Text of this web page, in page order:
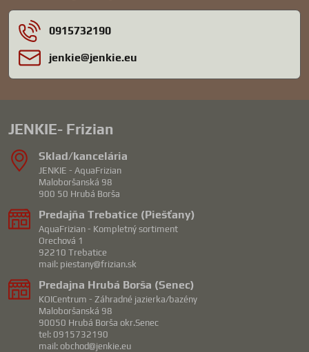
0915732190
jenkie​@jenkie​.eu
JENKIE- Frizian
Sklad/kancelária
JENKIE - AquaFrizian
Maloboršanská 98
900 50 Hrubá Borša
Predajňa Trebatice (Piešťany)
AquaFrizian - Kompletný sortiment
Orechová 1
92210 Trebatice
mail: piestany@frizian.sk
Predajna Hrubá Borša (Senec)
KOICentrum - Záhradné jazierka/bazény
Maloboršanská 98
90050 Hrubá Borša okr.Senec
tel: 0915732190
mail: obchod@jenkie.eu